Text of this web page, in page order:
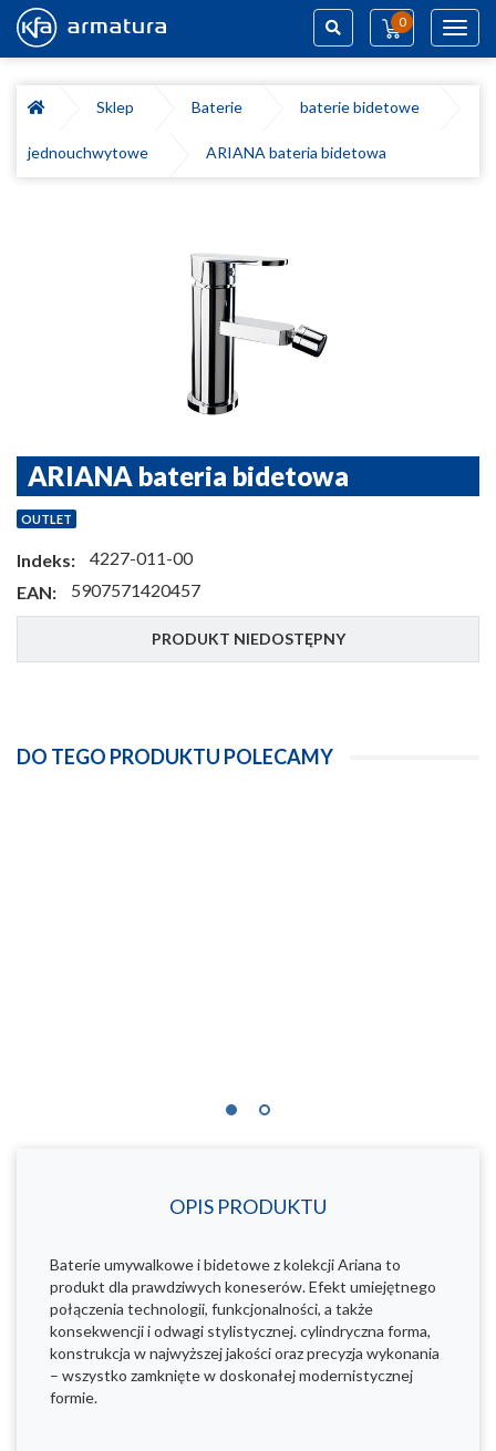
0
Sklep
Baterie baterie bidetowe
jednouchwytowe ARIANA bateria bidetowa
ARIANA bateria bidetowa
OUTLET
Indeks:
4227-011-00
EAN:
5907571420457
PRODUKT NIEDOSTĘPNY
DO TEGO PRODUKTU POLECAMY
OPIS PRODUKTU
Baterie umywalkowe i bidetowe z kolekcji Ariana to
produkt dla prawdziwych koneserów. Efekt umiejętnego
połączenia technologii, funkcjonalności, a także
konsekwencji i odwagi stylistycznej. cylindryczna forma,
konstrukcja w najwyższej jakości oraz precyzja wykonania
– wszystko zamknięte w doskonałej modernistycznej
formie.